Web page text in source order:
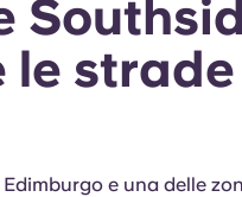
le strade
e una delle